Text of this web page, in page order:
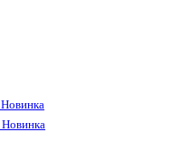
Новинка
Новинка